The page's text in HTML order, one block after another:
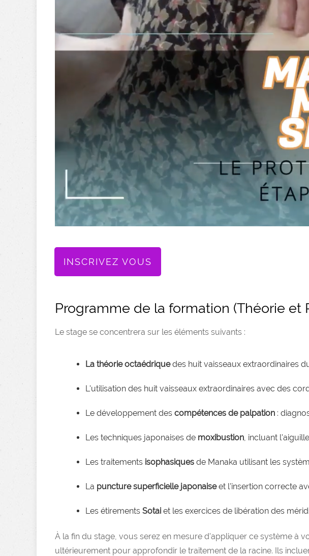
INSCRIVEZ VOUS
Programme de la formation (Théorie et
Le stage se concentrera sur les éléments suivants :
La théorie octaédriquedes huit vaisseaux extraordinaires
L'utilisation des huit vaisseaux extraordinaires avec des
Le développement des compétences de palpation :
Les techniques japonaises de moxibustion , incluant
Les traitements isophasiques de Manaka utilisant les
La puncture superficielle japonaiseet l'insertion correcte
Les étirements Sotai et les exercices de libération des
À la fin du stage, vous serez en mesure d'appliquer ce système à
ultérieurement pour approfondir le traitement de la racine. Ils